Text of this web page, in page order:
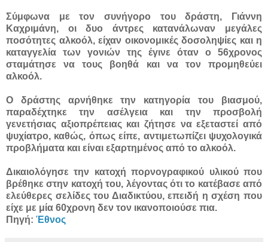
Σύμφωνα με τον συνήγορο του δράστη, Γιάννη
Καχριμάνη, οι δυο άντρες κατανάλωναν μεγάλες
ποσότητες αλκοόλ, είχαν οικονομικές δοσοληψίες και η
καταγγελία των γονιών της έγινε όταν ο 56χρονος
σταμάτησε να τους βοηθά και να τον προμηθεύει
αλκοόλ.
Ο δράστης αρνήθηκε την κατηγορία του βιασμού,
παραδέχτηκε την ασέλγεια και την προσβολή
γενετήσιας αξιοπρέπειας και ζήτησε να εξεταστεί από
ψυχίατρο, καθώς, όπως είπε, αντιμετωπίζει ψυχολογικά
προβλήματα και είναι εξαρτημένος από το αλκοόλ.
Δικαιολόγησε την κατοχή πορνογραφικού υλικού που
βρέθηκε στην κατοχή του, λέγοντας ότι το κατέβασε από
ελεύθερες σελίδες του Διαδικτύου, επειδή η σχέση που
είχε με μία 60χρονη δεν τον ικανοποιούσε πια.
Πηγή: Έθνος